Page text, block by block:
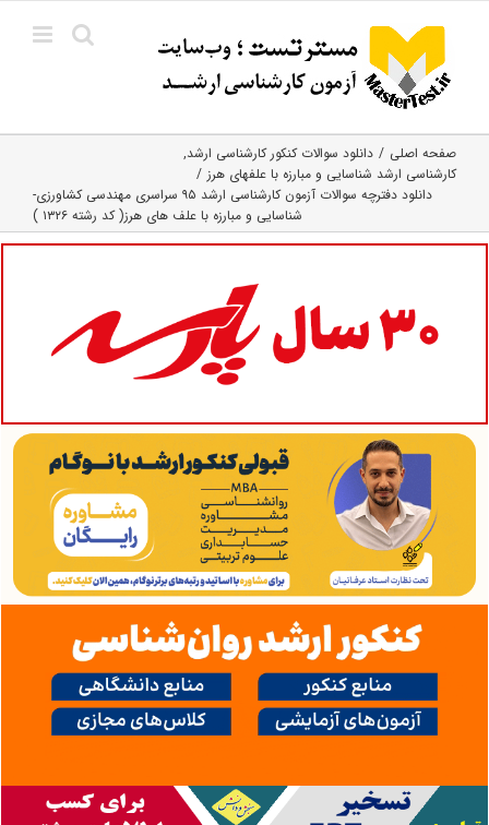
content
صفحه اصلی
دانلود سوالات کنکور کارشناسی ارشد
کارشناسی ارشد شناسایی و مبارزه با علفهای هرز
دانلود دفترچه سوالات آزمون کارشناسی ارشد ۹۵ سراسری مهندسی کشاورزی-
شناسایی و مبارزه با علف های هرز( کد رشته ۱۳۲۶ )